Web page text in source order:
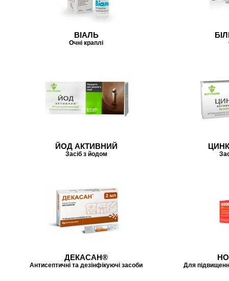
ВІАЛЬ
Очні краплі
ЙОД АКТИВНИЙ
Засіб з йодом
ДЕКАСАН®
Антисептичні та дезінфікуючі засоби Для